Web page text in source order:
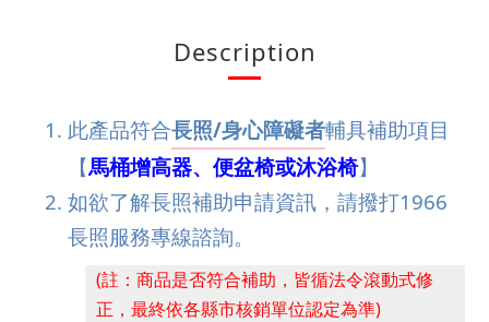
Description
此產品符合長照/身心障礙者輔具補助項目
【馬桶增高器、便盆椅或沐浴椅】
如欲了解長照補助申請資訊，請撥打1966
長照服務專線諮詢。
(註：商品是否符合補助，皆循法令滾動式修
正，最終依各縣市核銷單位認定為準)